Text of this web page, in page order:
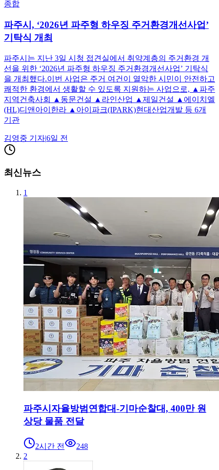
종합
파주시, ‘2026년 파주형 하우징 주거환경개선사업’
기탁식 개최
파주시는 지난 3일 시청 접견실에서 취약계층의 주거환경 개
선을 위한 ‘2026년 파주형 하우징 주거환경개선사업’ 기탁식
을 개최했다.이번 사업은 주거 여건이 열악한 시민이 안전하고
쾌적한 환경에서 생활할 수 있도록 지원하는 사업으로, ▲파주
지역건축사회 ▲동문건설 ▲라인산업 ▲제일건설 ▲에이치엘
(HL)디앤아이한라 ▲아이파크(IPARK)현대산업개발 등 6개
기관
김영중 기자|6일 전
최신뉴스
1
파주시자율방범연합대-기마순찰대, 400만 원
상당 물품 전달
2시간 전
248
2